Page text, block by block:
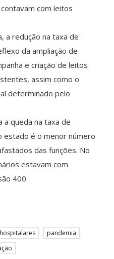
com leitos
a redução na taxa de
da ampliação de
e criação de leitos
assim como o
determinado pelo
queda na taxa de
estado é o menor número
das funções. No
estavam com
400.
pandemia